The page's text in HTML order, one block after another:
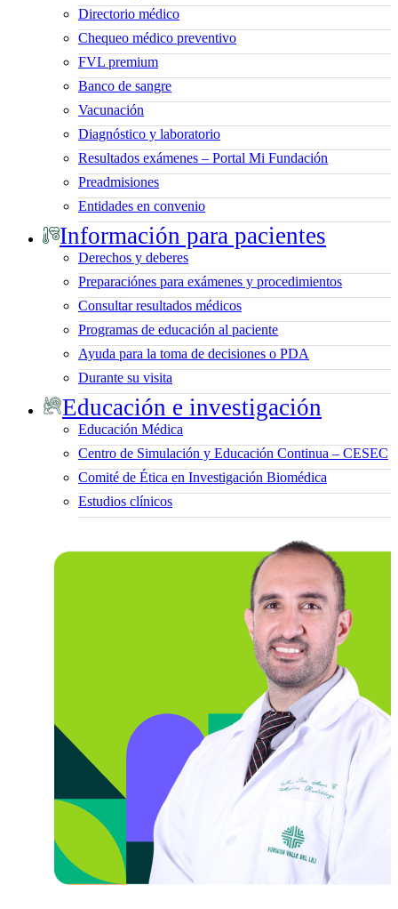
Directorio médico
Chequeo médico preventivo
FVL premium
Banco de sangre
Vacunación
Diagnóstico y laboratorio
Resultados exámenes – Portal Mi Fundación
Preadmisiones
Entidades en convenio
Información para pacientes
Derechos y deberes
Preparaciónes para exámenes y procedimientos
Consultar resultados médicos
Programas de educación al paciente
Ayuda para la toma de decisiones o PDA
Durante su visita
Educación e investigación
Educación Médica
Centro de Simulación y Educación Continua – CESEC
Comité de Ética en Investigación Biomédica
Estudios clínicos